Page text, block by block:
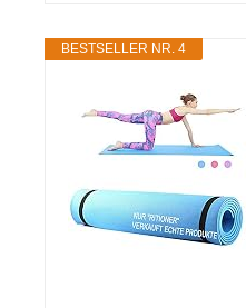
BESTSELLER NR. 4